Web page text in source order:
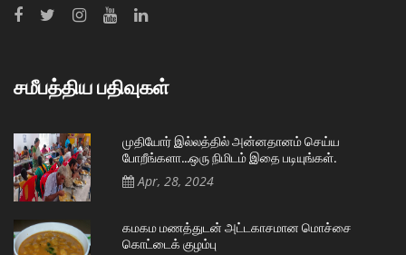
சமீபத்திய பதிவுகள்
முதியோர் இல்லத்தில் அன்னதானம் செய்ய
போறீங்களா…ஒரு நிமிடம் இதை படியுங்கள்.
Apr, 28, 2024
கமகம மணத்துடன் அட்டகாசமான மொச்சை
கொட்டைக் குழம்பு